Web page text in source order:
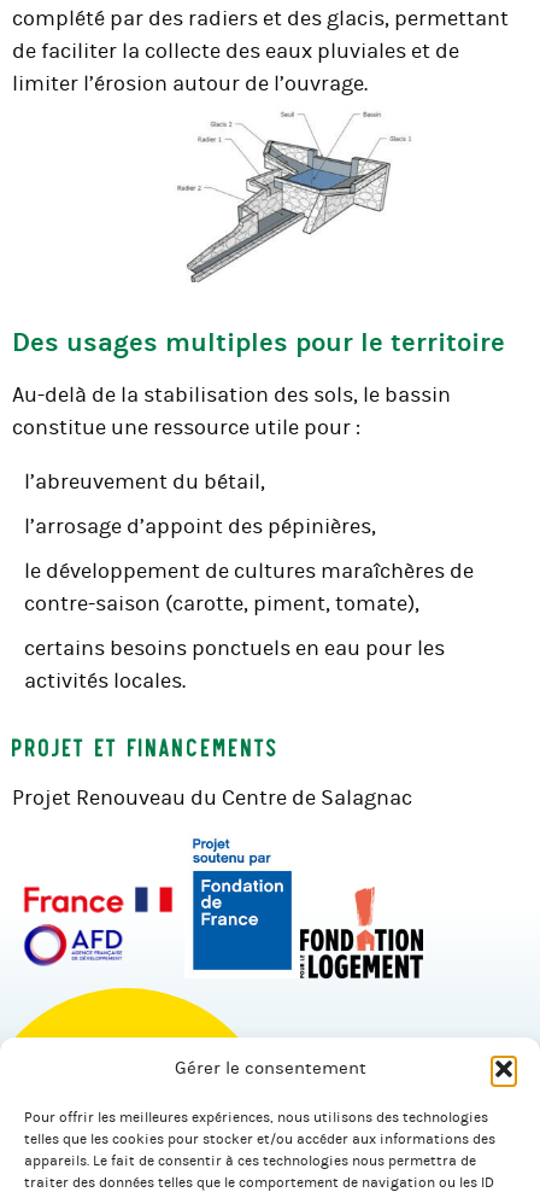
Gérer le consentement
Pour offrir les meilleures expériences, nous utilisons des technologies
telles que les cookies pour stocker et/ou accéder aux informations des
appareils. Le fait de consentir à ces technologies nous permettra de
traiter des données telles que le comportement de navigation ou les ID
complété par des radiers et des glacis, permettant
de faciliter la collecte des eaux pluviales et de
limiter l’érosion autour de l’ouvrage.
Des usages multiples pour le territoire
Au-delà de la stabilisation des sols, le bassin
constitue une ressource utile pour :
l’abreuvement du bétail,
l’arrosage d’appoint des pépinières,
le développement de cultures maraîchères de
contre-saison (carotte, piment, tomate),
certains besoins ponctuels en eau pour les
activités locales.
Projet et financements
Projet Renouveau du Centre de Salagnac
© 2026 Salagnac.